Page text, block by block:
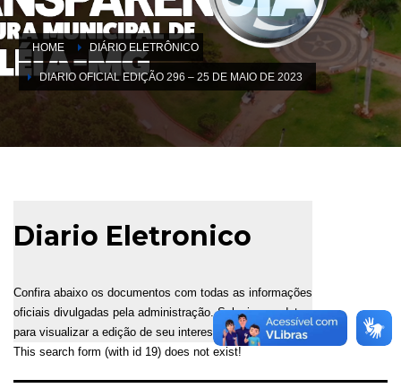
HOME DIÁRIO ELETRÔNICO
DIARIO OFICIAL EDIÇÃO 296 – 25 DE MAIO DE 2023
Diario Eletronico
Confira abaixo os documentos com todas as informações
oficiais divulgadas pela administração. Selecione a data
para visualizar a edição de seu interesse.
This search form (with id 19) does not exist!